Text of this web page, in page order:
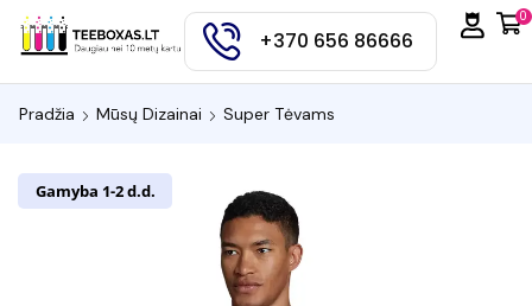
+370 656 86666
0
Pradžia Mūsų Dizainai Super Tėvams
Gamyba 1-2 d.d.